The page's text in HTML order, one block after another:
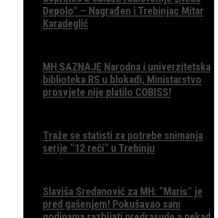
Depolo“ – Nagrađen i Trebinjac Mitar
Karadeglić
MH SAZNAJE Narodna i univerzitetska
biblioteka RS u blokadi, Ministarstvo
prosvjete nije platilo COBISS!
Traže se statisti za potrebe snimanja
serije ”12 reči” u Trebinju
Slaviša Sredanović za MH: ”Maris” je
pred gašenjem! Pokušavao sam